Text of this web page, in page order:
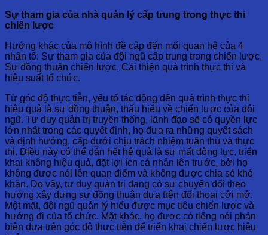
Sự tham gia của nhà quản lý cấp trung trong thực thi
chiến lược
Hướng khác của mô hình đề cập đến mối quan hệ của 4
nhân tố: Sự tham gia của đội ngũ cấp trung trong chiến lược,
Sự đồng thuận chiến lược, Cải thiện quá trình thực thi và
hiệu suất tổ chức.
Từ góc độ thực tiễn, yếu tố tác động đến quá trình thực thi
hiệu quả là sự đồng thuận, thấu hiểu về chiến lược của đội
ngũ. Tư duy quản trị truyền thống, lãnh đạo sẽ có quyền lực
lớn nhất trong các quyết định, họ đưa ra những quyết sách
và định hướng, cấp dưới chịu trách nhiệm tuân thủ và thực
thi. Điều này có thể dẫn hết hệ quả là sự mất động lực, triển
khai không hiệu quả, đặt lợi ích cá nhân lên trước, bởi họ
không được nói lên quan điểm và không được chia sẻ khó
khăn. Do vậy, tư duy quản trị đang có sự chuyển đổi theo
hướng xây dựng sự đồng thuận dựa trên đối thoại cởi mở.
Một mặt, đội ngũ quản lý hiểu được mục tiêu chiến lược và
hướng đi của tổ chức. Mặt khác, họ được có tiếng nói phản
biện dựa trên góc độ thực tiễn để triển khai chiến lược hiệu